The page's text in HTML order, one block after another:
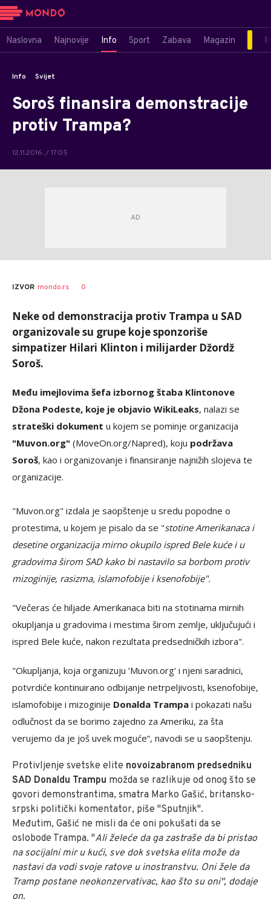
Naslovna Najnovije Info Sport Zabava Magazin
Info Svijet
Soroš finansira demonstracije
protiv Trampa?
12.11.2016. / 17:05
IZVOR mondo.rs 0
Neke od demonstracija protiv Trampa u SAD
organizovale su grupe koje sponzoriše
simpatizer Hilari Klinton i milijarder Džordž
Soroš.
Među imejlovima šefa izbornog štaba Klintonove
Džona Podeste, koje je objavio WikiLeaks, nalazi se
strateški dokument u kojem se pominje organizacija
"Muvon.org" (MoveOn.org/Napred), koju podržava
Soroš, kao i organizovanje i finansiranje najnižih slojeva te
organizacije.
"Muvon.org" izdala je saopštenje u sredu popodne o
protestima, u kojem je pisalo da se "stotine Amerikanaca i
desetine organizacija mirno okupilo ispred Bele kuće i u
gradovima širom SAD kako bi nastavilo sa borbom protiv
mizoginije, rasizma, islamofobije i ksenofobije".
"Večeras će hiljade Amerikanaca biti na stotinama mirnih
okupljanja u gradovima i mestima širom zemlje, uključujući i
ispred Bele kuće, nakon rezultata predsedničkih izbora".
"Okupljanja, koja organizuju ’Muvon.org‘ i njeni saradnici,
potvrdiće kontinuirano odbijanje netrpeljivosti, ksenofobije,
islamofobije i mizoginije Donalda Trampa i pokazati našu
odlučnost da se borimo zajedno za Ameriku, za šta
verujemo da je još uvek moguće“, navodi se u saopštenju.
Protivljenje svetske elite novoizabranom predsedniku
SAD Donaldu Trampu možda se razlikuje od onog što se
govori demonstrantima, smatra Marko Gašić, britansko-
srpski politički komentator, piše "Sputnjik".
Međutim, Gašić ne misli da će oni pokušati da se
oslobode Trampa. "Ali želeće da ga zastraše da bi pristao
na socijalni mir u kući, sve dok svetska elita može da
nastavi da vodi svoje ratove u inostranstvu. Oni žele da
Tramp postane neokonzervativac, kao što su oni", dodaje
on.